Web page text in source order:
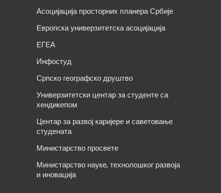
Асоцијација просторних планера Србије
Европска универзитетска асоцијација
ЕГЕА
Инфостуд
Српско географско друштво
Универзитетски центар за студенте са
хендикепом
Центар за развој каријере и саветовање
студената
Министарство просвете
Министарство науке, технолошког развоја
и иновација